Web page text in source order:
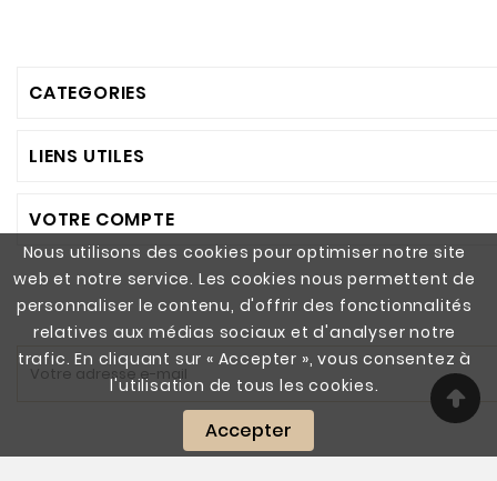
Nous utilisons des cookies pour optimiser notre site
web et notre service. Les cookies nous permettent de
personnaliser le contenu, d'offrir des fonctionnalités
relatives aux médias sociaux et d'analyser notre
trafic. En cliquant sur « Accepter », vous consentez à
l'utilisation de tous les cookies.
Accepter
CATEGORIES
LIENS UTILES
VOTRE COMPTE